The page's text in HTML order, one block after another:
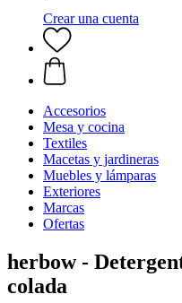
Crear una cuenta
Accesorios
Mesa y cocina
Textiles
Macetas y jardineras
Muebles y lámparas
Exteriores
Marcas
Ofertas
herbow -
colada